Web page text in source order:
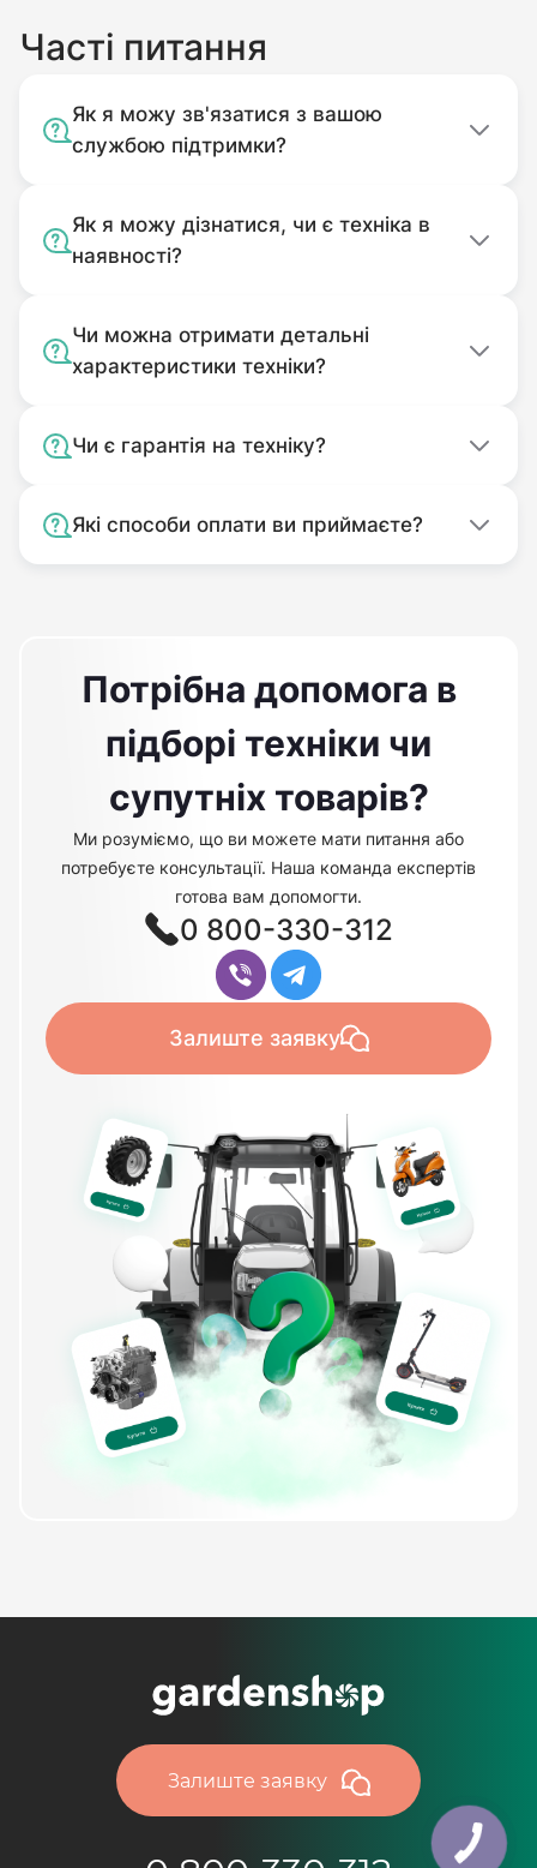
Часті питання
Як я можу зв'язатися з вашою
службою підтримки?
Як я можу дізнатися, чи є техніка в
наявності?
Чи можна отримати детальні
характеристики техніки?
Чи є гарантія на техніку?
Які способи оплати ви приймаєте?
Потрібна допомога в
підборі техніки чи
супутніх товарів?
Ми розуміємо, що ви можете мати питання або
потребуєте консультації. Наша команда експертів
готова вам допомогти.
0 800-330-312
Залиште заявку
Залиште заявку